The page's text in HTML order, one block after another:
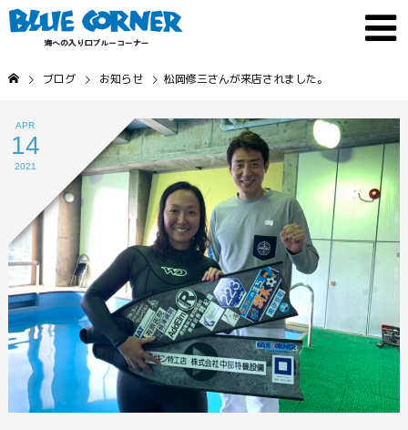
ブログ お知らせ 松岡修三さんが来店されました。
APR
14
2021